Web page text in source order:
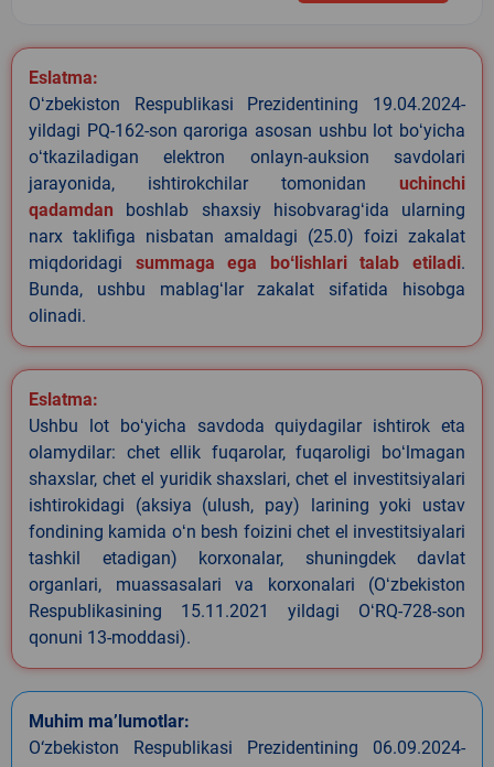
Eslatma:
Oʻzbekiston Respublikasi Prezidentining 19.04.2024-
yildagi PQ-162-son qaroriga asosan ushbu lot boʻyicha
oʻtkaziladigan elektron onlayn-auksion savdolari
jarayonida, ishtirokchilar tomonidan uchinchi
qadamdan boshlab shaxsiy hisobvaragʻida ularning
narx taklifiga nisbatan amaldagi (25.0) foizi zakalat
miqdoridagi summaga ega boʻlishlari talab etiladi.
Bunda, ushbu mablagʻlar zakalat sifatida hisobga
olinadi.
Eslatma:
Ushbu lot boʻyicha savdoda quiydagilar ishtirok eta
olamydilar: chet ellik fuqarolar, fuqaroligi boʻlmagan
shaxslar, chet el yuridik shaxslari, chet el investitsiyalari
ishtirokidagi (aksiya (ulush, pay) larining yoki ustav
fondining kamida oʻn besh foizini chet el investitsiyalari
tashkil etadigan) korxonalar, shuningdek davlat
organlari, muassasalari va korxonalari (Oʻzbekiston
Respublikasining 15.11.2021 yildagi OʻRQ-728-son
qonuni 13-moddasi).
Muhim ma’lumotlar:
O‘zbekiston Respublikasi Prezidentining 06.09.2024-